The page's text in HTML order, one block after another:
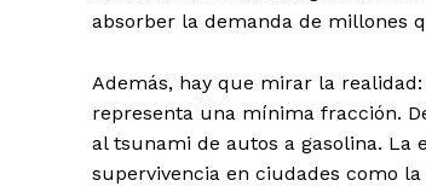
absorber la demanda de millones
Además, hay que mirar la
representa una mínima fracción.
al tsunami de autos a gasolina. La
supervivencia en ciudades como